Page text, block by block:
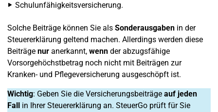
Schulunfähigkeitsversicherung.
Solche Beiträge können Sie als Sonderausgaben in der
Steuererklärung geltend machen. Allerdings werden diese
Beiträge nur anerkannt, wenn der abzugsfähige
Vorsorgehöchstbetrag noch nicht mit Beiträgen zur
Kranken- und Pflegeversicherung ausgeschöpft ist.
Wichtig: Geben Sie die Versicherungsbeiträge auf jeden
Fall in Ihrer Steuererklärung an. SteuerGo prüft für Sie